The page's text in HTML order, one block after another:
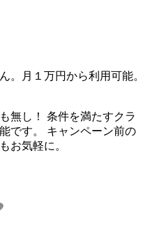
。月１万円から利用可能。
無し！ 条件を満たすクラ
です。 キャンペーン前の
お気軽に。